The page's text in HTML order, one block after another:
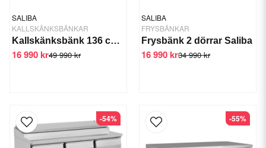
SALIBA
KALLSKÄNKSBÄNKAR
Kallskänksbänk 136 cm 2 dörrar 1/3GN
49 990 kr
16 990 kr
SALIBA
FRYSBÄNKAR
Frysbänk 2 dörrar Saliba
34 990 kr
16 990 kr
-54% -55%